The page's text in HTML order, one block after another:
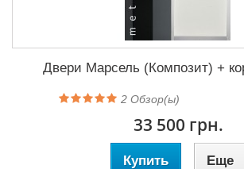
Двери Марсель (Композит) +
2 Обзор(ы)
33 500 грн.
Купить Еще